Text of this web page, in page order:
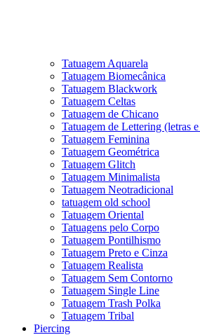
Tatuagem Aquarela
Tatuagem Biomecânica
Tatuagem Blackwork
Tatuagem Celtas
Tatuagem de Chicano
Tatuagem de Lettering (letras
Tatuagem Feminina
Tatuagem Geométrica
Tatuagem Glitch
Tatuagem Minimalista
Tatuagem Neotradicional
tatuagem old school
Tatuagem Oriental
Tatuagens pelo Corpo
Tatuagem Pontilhismo
Tatuagem Preto e Cinza
Tatuagem Realista
Tatuagem Sem Contorno
Tatuagem Single Line
Tatuagem Trash Polka
Tatuagem Tribal
Piercing